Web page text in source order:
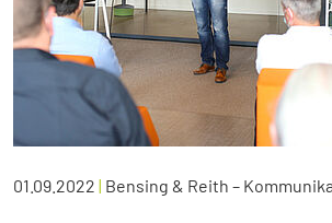
01.09.2022 | Bensing & Reith –